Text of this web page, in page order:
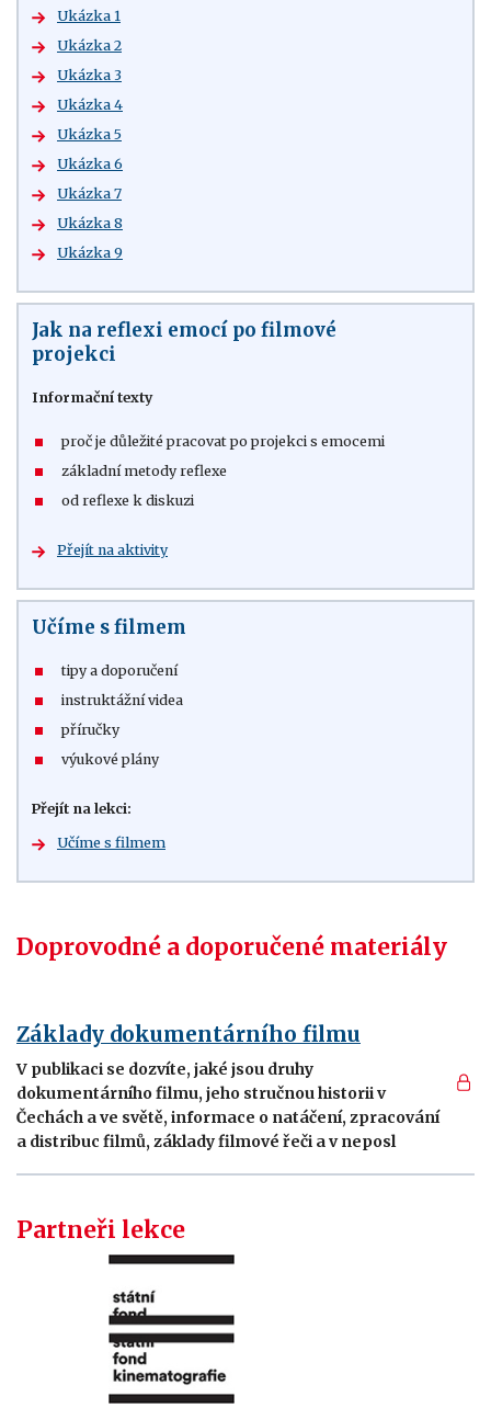
Ukázka 1
Ukázka 2
Ukázka 3
Ukázka 4
Ukázka 5
Ukázka 6
Ukázka 7
Ukázka 8
Ukázka 9
Jak na reflexi emocí po filmové
projekci
Informační texty
proč je důležité pracovat po projekci s emocemi
základní metody reflexe
od reflexe k diskuzi
Přejít na aktivity
Učíme s filmem
tipy a doporučení
instruktážní videa
příručky
výukové plány
Přejít na lekci:
Učíme s filmem
Doprovodné a doporučené materiály
Základy dokumentárního filmu
V publikaci se dozvíte, jaké jsou druhy
dokumentárního filmu, jeho stručnou historii v
Čechách a ve světě, informace o natáčení, zpracování
a distribuc filmů, základy filmové řeči a v neposl
Partneři lekce